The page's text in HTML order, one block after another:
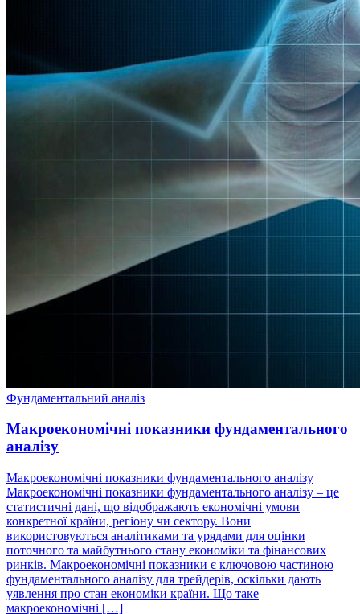
Фундаментальний аналіз
Макроекономічні показники фундаментального
аналізу
Макроекономічні показники фундаментального аналізу
Макроекономічні показники фундаментального аналізу – це
статистичні дані, що відображають економічні умови
конкретної країни, регіону чи сектору. Вони
використовуються аналітиками та урядами для оцінки
поточного та майбутнього стану економіки та фінансових
ринків. Макроекономічні показники є ключовою частиною
фундаментального аналізу для трейдерів, оскільки дають
уявлення про стан економіки країни. Що таке
макроекономічні […]